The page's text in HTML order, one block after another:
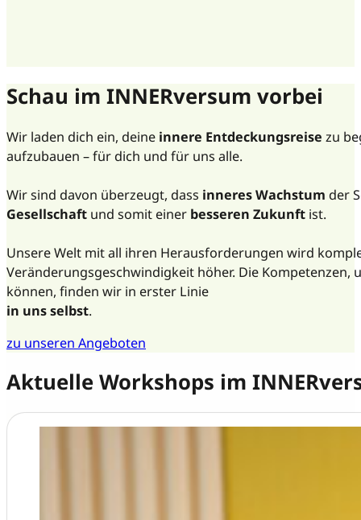
Schau im INNERversum vorbei
Wir laden dich ein, deine innere Entdeckungsreise zu
aufzubauen – für dich und für uns alle.
Wir sind davon überzeugt, dass inneres Wachstum der
Gesellschaft und somit einer besseren Zukunft ist.
Unsere Welt mit all ihren Herausforderungen wird
Veränderungsgeschwindigkeit höher. Die Kompetenzen,
können, finden wir in erster Linie
in uns selbst.
zu unseren Angeboten
Aktuelle Workshops im